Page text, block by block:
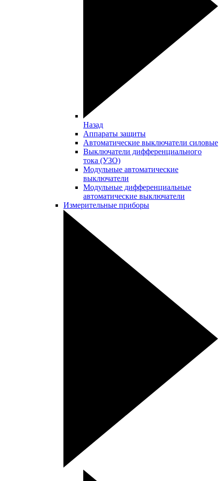
Назад
Аппараты защиты
Автоматические выключатели силовые
Выключатели дифференциального
тока (УЗО)
Модульные автоматические
выключатели
Модульные дифференциальные
автоматические выключатели
Измерительные приборы